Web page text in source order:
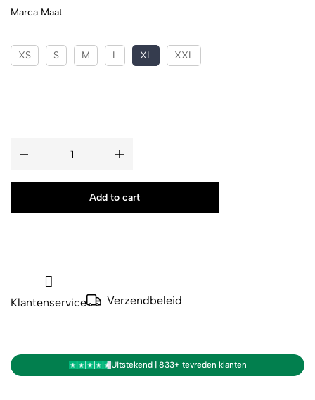
Marca Maat
XS S M L XL XXL
Add to cart
Klantenservice Verzendbeleid
Uitstekend | 833+ tevreden klanten